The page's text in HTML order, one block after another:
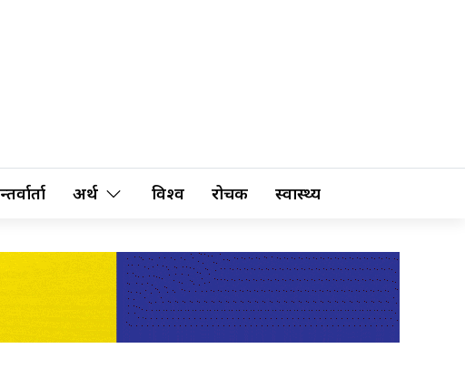
अर्थ विश्व रोचक स्वास्थ्य